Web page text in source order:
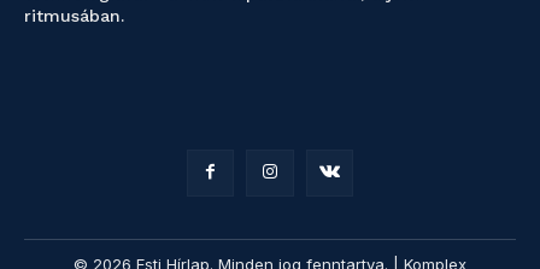
ritmusában.
© 2026 Esti Hírlap. Minden jog fenntartva. | Komplex